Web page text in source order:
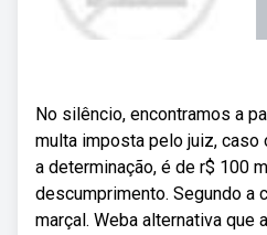
No silêncio, encontramos a
multa imposta pelo juiz, caso
a determinação, é de r$ 100
descumprimento. Segundo a
marçal. Weba alternativa que